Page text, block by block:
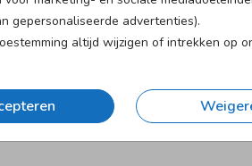
gepersonaliseerde advertenties).
altijd wijzigen of intrekken op